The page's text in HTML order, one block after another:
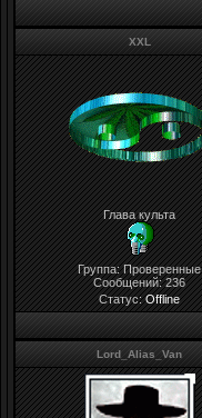
XXL
Глава культа
Группа: Проверенные
Сообщений:236
Статус:Offline
Lord_Alias_Van